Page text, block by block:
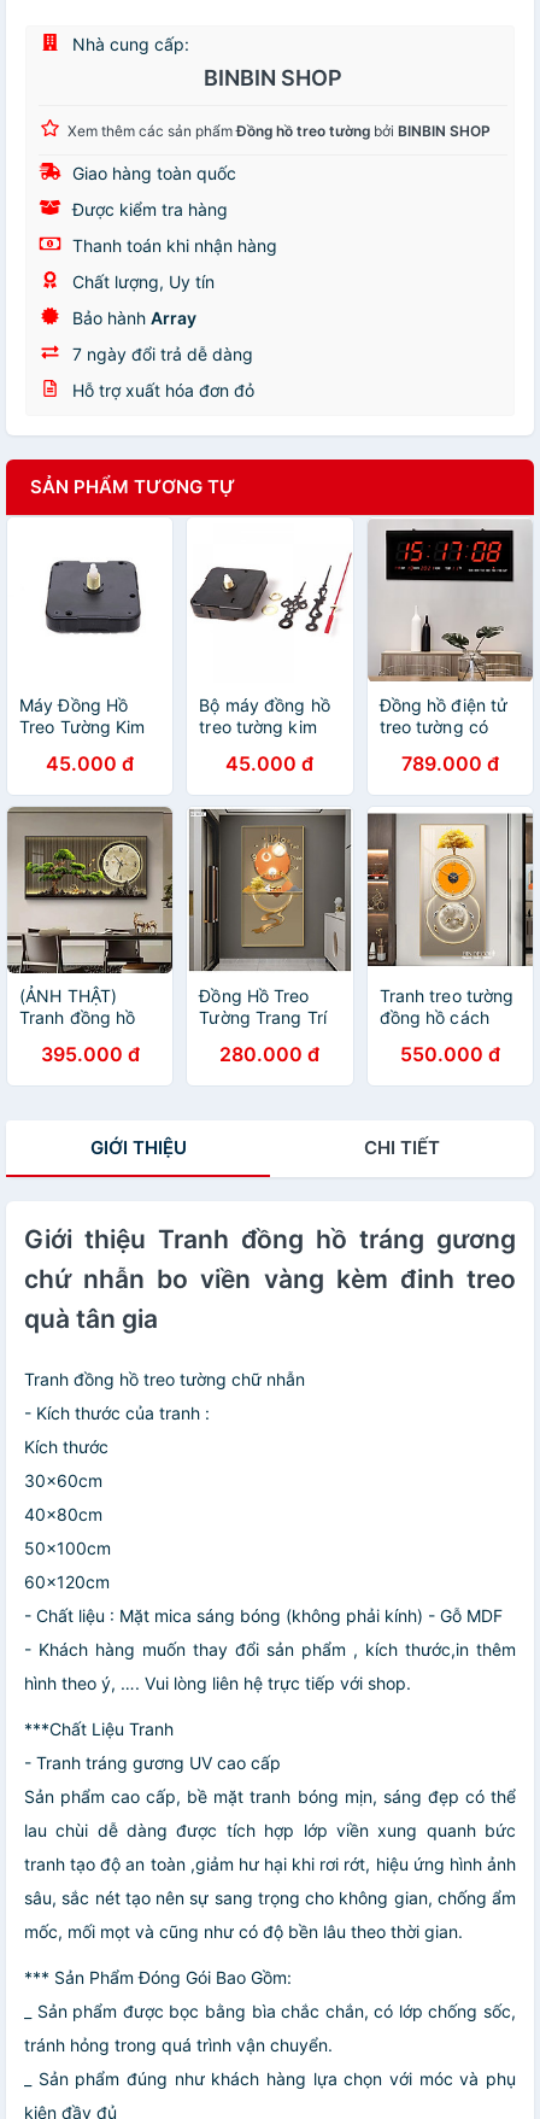
Nhà cung cấp:
BINBIN SHOP
Xem thêm các sản phẩmĐồng hồ treo tường bởi BINBIN SHOP
Giao hàng toàn quốc
Được kiểm tra hàng
Thanh toán khi nhận hàng
Chất lượng, Uy tín
Bảo hành Array
7 ngày đổi trả dễ dàng
Hỗ trợ xuất hóa đơn đỏ
SẢN PHẨM TƯƠNG TỰ
Máy Đồng Hồ
Treo Tường Kim
45.000 đ
Bộ máy đồng hồ
treo tường kim
kèm theo ốc vít
45.000 đ
Đồng hồ điện tử
treo tường có
789.000 đ
(ẢNH THẬT)
Tranh đồng hồ
tùng tranh phòng
khách quà tặng
395.000 đ
Đồng Hồ Treo
Tường Trang Trí
Nghệ Thuật Đẹp
- Tranh Tráng
280.000 đ
Tranh treo tường
đồng hồ cách
sang trọng khổ
dọc kèm đinh
550.000 đ
GIỚI THIỆU CHI TIẾT
Giới thiệu Tranh đồng hồ tráng gương
chứ nhẫn bo viền vàng kèm đinh treo
quà tân gia
Tranh đồng hồ treo tường chữ nhẫn
- Kích thước của tranh :
Kích thước
30x60cm
40x80cm
50x100cm
60x120cm
- Chất liệu : Mặt mica sáng bóng (không phải kính) - Gỗ MDF
- Khách hàng muốn thay đổi sản phẩm , kích thước,in thêm
hình theo ý, …. Vui lòng liên hệ trực tiếp với shop.
***Chất Liệu Tranh
- Tranh tráng gương UV cao cấp
Sản phẩm cao cấp, bề mặt tranh bóng mịn, sáng đẹp có thể
lau chùi dễ dàng được tích hợp lớp viền xung quanh bức
tranh tạo độ an toàn ,giảm hư hại khi rơi rớt, hiệu ứng hình ảnh
sâu, sắc nét tạo nên sự sang trọng cho không gian, chống ẩm
mốc, mối mọt và cũng như có độ bền lâu theo thời gian.
*** Sản Phẩm Đóng Gói Bao Gồm:
_ Sản phẩm được bọc bằng bìa chắc chắn, có lớp chống sốc,
tránh hỏng trong quá trình vận chuyển.
_ Sản phẩm đúng như khách hàng lựa chọn với móc và phụ
kiện đầy đủ